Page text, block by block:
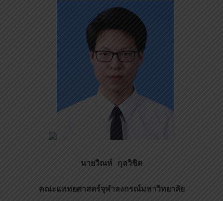
นายวิณห์ กุลวิชิต
คณะแพทยศาสตร์จุฬาลงกรณ์มหาวิทยาลัย